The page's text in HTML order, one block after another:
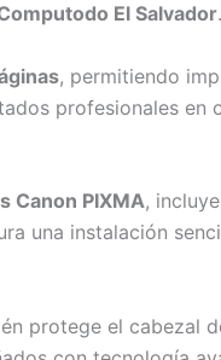
El Salvador.
, permitiendo
profesionales en
Canon PIXMA,
una instalación
protege el cabezal